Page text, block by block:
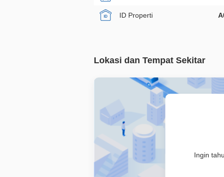
ID Properti
Lokasi dan Tempat Sekitar
Ingin